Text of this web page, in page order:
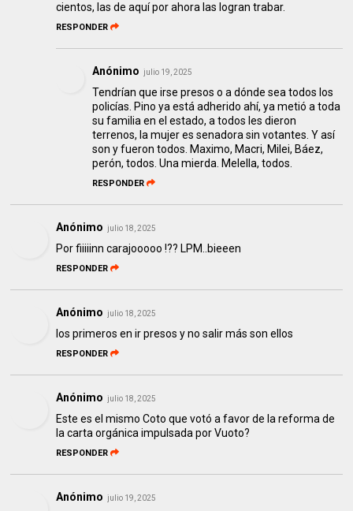
cientos, las de aquí por ahora las logran trabar.
RESPONDER
Anónimo julio 19, 2025
Tendrían que irse presos o a dónde sea todos los
policías. Pino ya está adherido ahí, ya metió a toda
su familia en el estado, a todos les dieron
terrenos, la mujer es senadora sin votantes. Y así
son y fueron todos. Maximo, Macri, Milei, Báez,
perón, todos. Una mierda. Melella, todos.
RESPONDER
Anónimo julio 18, 2025
Por fiiiiinn carajooooo !?? LPM..bieeen
RESPONDER
Anónimo julio 18, 2025
los primeros en ir presos y no salir más son ellos
RESPONDER
Anónimo julio 18, 2025
Este es el mismo Coto que votó a favor de la reforma de
la carta orgánica impulsada por Vuoto?
RESPONDER
Anónimo julio 19, 2025